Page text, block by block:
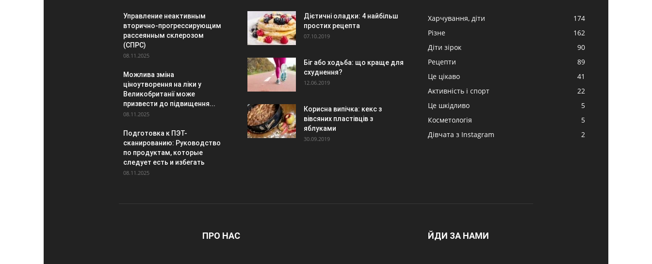
Управление неактивным
вторично-прогрессирующим
рассеянным склерозом
(СПРС)
08.11.2025
Можлива зміна
ціноутворення на ліки у
Великобританії може
призвести до підвищення...
08.11.2025
Подготовка к ПЭТ-
сканированию: Руководство
по продуктам, которые
следует есть и избегать
08.11.2025
Дієтичні оладки: 4 найбільш
простих рецепта
07.10.2019
Біг або ходьба: що краще для
схуднення?
12.06.2019
Корисна випічка: кекс з
вівсяних пластівців з
яблуками
30.09.2019
Харчування, діти
174
Різне
162
Діти зірок
90
Рецепти
89
Це цікаво
41
Активність і спорт
22
Це шкідливо
5
Косметологія
5
Дівчата з Instagram
2
ПРО НАС ЙДИ ЗА НАМИ